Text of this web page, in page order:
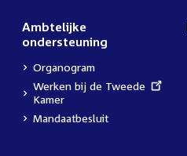
Ambtelijke
ondersteuning
Organogram
External
link:
Werken bij de Tweede
Kamer
Mandaatbesluit